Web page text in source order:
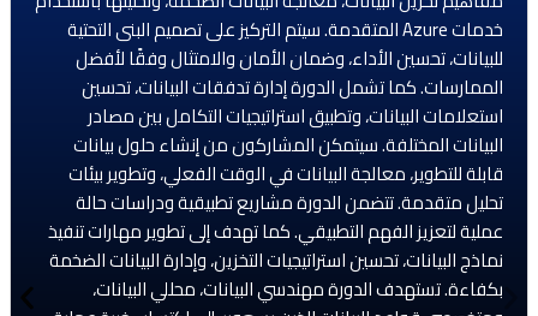
خدمات Azure المتقدمة. سيتم التركيز على تصميم البنى التحتية
للبيانات، تحسين الأداء، وضمان الأمان والامتثال وفقًا لأفضل
الممارسات. كما تشمل الدورة إدارة تدفقات البيانات، تحسين
استعلامات البيانات، وتطبيق استراتيجيات التكامل بين مصادر
البيانات المختلفة. سيتمكن المشاركون من إنشاء حلول بيانات
قابلة للتطوير، معالجة البيانات في الوقت الفعلي، وتطوير بيئات
تحليل متقدمة. تتضمن الدورة مشاريع تطبيقية ودراسات حالة
عملية لتعزيز الفهم التطبيقي. كما تهدف إلى تطوير مهارات تنفيذ
نماذج البيانات، تحسين استراتيجيات التخزين، وإدارة البيانات الضخمة
بكفاءة. تستهدف الدورة مهندسي البيانات، محللي البيانات،